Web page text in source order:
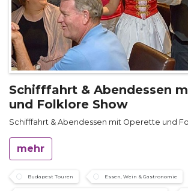
Schifffahrt & Abendessen
und Folklore Show
Schifffahrt & Abendessen mit Operette und
mehr
Budapest Touren Essen, Wein & Gastronomie